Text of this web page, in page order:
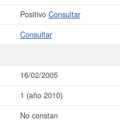
Positivo Consultar
Consultar
16/02/2005
1 (año 2010)
No constan